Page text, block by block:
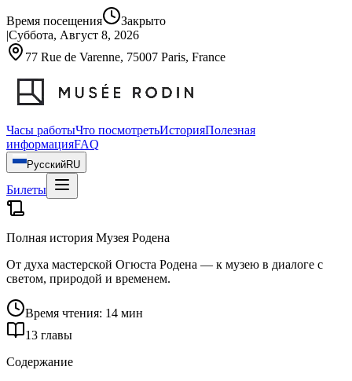
Время посещения
Закрыто
|Суббота, Август 8, 2026
77 Rue de Varenne, 75007 Paris, France
Часы работыЧто посмотретьИсторияПолезная
информацияFAQ
РусскийRU
Билеты
Полная история Музея Родена
От духа мастерской Огюста Родена — к музею в диалоге с
светом, природой и временем.
Время чтения: 14 мин
13 главы
Содержание